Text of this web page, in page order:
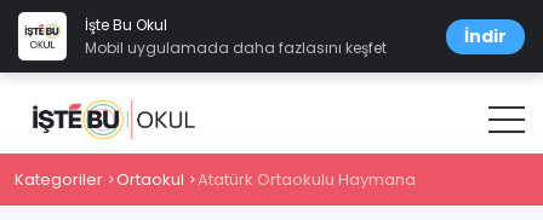
İşte Bu Okul
Mobil uygulamada daha fazlasını keşfet
İndir
Kategoriler Ortaokul Atatürk Ortaokulu Haymana